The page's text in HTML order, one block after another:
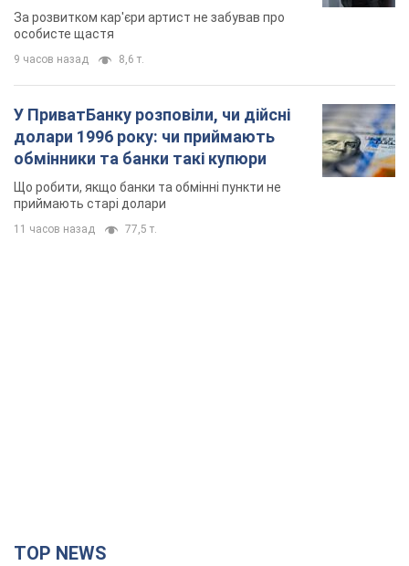
мають
За розвитком кар'єри артист не забував про
особисте щастя
9 часов назад 8,6 т.
У ПриватБанку розповіли, чи дійсні
долари 1996 року: чи приймають
обмінники та банки такі купюри
Що робити, якщо банки та обмінні пункти не
приймають старі долари
11 часов назад 77,5 т.
TOP NEWS